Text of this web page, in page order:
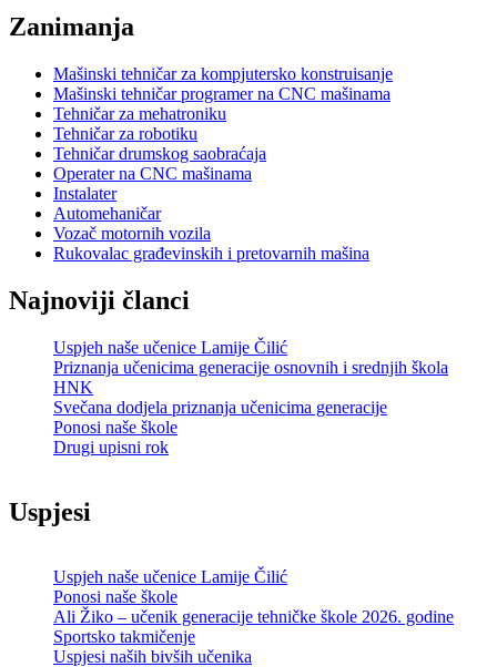
Zanimanja
Mašinski tehničar za kompjutersko konstruisanje
Mašinski tehničar programer na CNC mašinama
Tehničar za mehatroniku
Tehničar za robotiku
Tehničar drumskog saobraćaja
Operater na CNC mašinama
Instalater
Automehaničar
Vozač motornih vozila
Rukovalac građevinskih i pretovarnih mašina
Najnoviji članci
Uspjeh naše učenice Lamije Čilić
Priznanja učenicima generacije osnovnih i srednjih škola
HNK
Svečana dodjela priznanja učenicima generacije
Ponosi naše škole
Drugi upisni rok
Uspjesi
Uspjeh naše učenice Lamije Čilić
Ponosi naše škole
Ali Žiko – učenik generacije tehničke škole 2026. godine
Sportsko takmičenje
Uspjesi naših bivših učenika